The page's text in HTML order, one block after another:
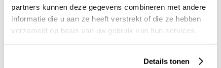
partners kunnen deze gegevens combineren met andere
informatie die u aan ze heeft verstrekt of die ze hebben
verzameld op basis van uw gebruik van hun services.
Details tonen
beveiliging. Met vestigingen op elk